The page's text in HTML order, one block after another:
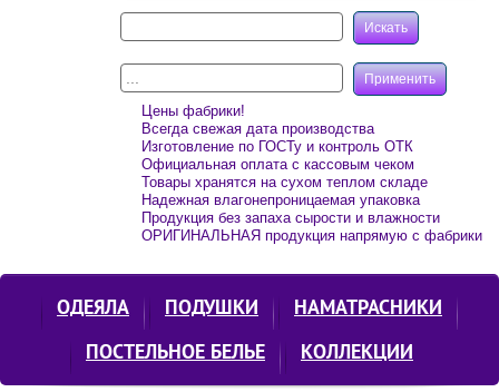
Цены фабрики!
Всегда свежая дата производства
Изготовление по ГОСТу и контроль ОТК
Официальная оплата с кассовым чеком
Товары хранятся на сухом теплом складе
Надежная влагонепроницаемая упаковка
Продукция без запаха сырости и влажности
ОРИГИНАЛЬНАЯ продукция напрямую с фабрики
ОДЕЯЛА ПОДУШКИ
НАМАТРАСНИКИ
ПОСТЕЛЬНОЕ БЕЛЬЕ
КОЛЛЕКЦИИ